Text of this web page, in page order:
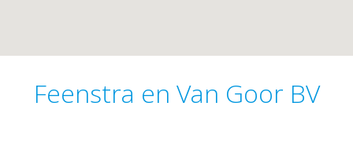
Feenstra en Van Goor BV